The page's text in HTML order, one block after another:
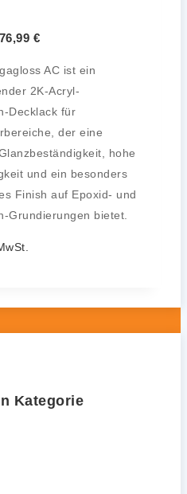
€
AC ist ein
2K-Acryl-
Decklack für
der eine
hohe
und ein besonders
Finish auf Epoxid- und
Grundierungen bietet.
Kategorie